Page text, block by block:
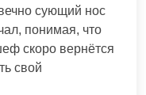
сующий нос
понимая, что
скоро вернётся
свой